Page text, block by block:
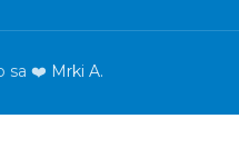
sa ❤️ Mrki A.